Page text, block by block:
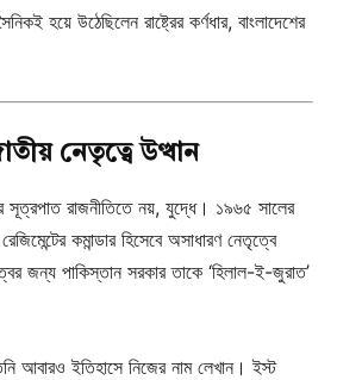
হয়ে উঠেছিলেন রাষ্ট্রের কর্ণধার, বাংলাদেশের
নেতৃত্বে উত্থান
সূত্রপাত রাজনীতিতে নয়, যুদ্ধে। ১৯৬৫ সালের
কমান্ডার হিসেবে অসাধারণ নেতৃত্বে
জন্য পাকিস্তান সরকার তাকে ‘হিলাল-ই-জুরাত’
আবারও ইতিহাসে নিজের নাম লেখান। ইস্ট